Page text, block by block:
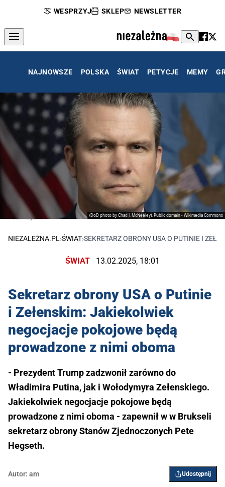
WESPRZYJ SKLEP NEWSLETTER
NAJNOWSZE POLSKA ŚWIAT PETYCJE MEMY
(DoD photo by Chad J. McNeeley), Public domain - Wikimedia Commons
Pete Hegseth
NIEZALEŻNA.PL ›ŚWIAT›SEKRETARZ OBRONY USA O PUTINIE I
ŚWIAT 13.02.2025, 18:01
Sekretarz obrony USA o Putinie
i Zełenskim: Jakiekolwiek
negocjacje pokojowe będą
prowadzone z nimi oboma
- Prezydent Trump zadzwonił zarówno do
Władimira Putina, jak i Wołodymyra Zełenskiego.
Jakiekolwiek negocjacje pokojowe będą
prowadzone z nimi oboma - zapewnił w w Brukseli
sekretarz obrony Stanów Zjednoczonych Pete
Hegseth.
Autor: am Udostępnij